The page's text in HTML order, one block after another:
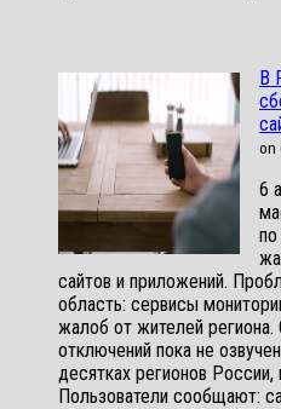
В
on
6
сайтов и приложений.
область: сервисы
жалоб от жителей региона.
отключений пока не
десятках регионов
Пользователи сообщают: